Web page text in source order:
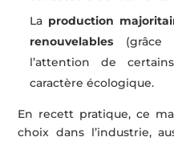
La production
renouvelables (grâce
l’attention de
caractère écologique.
En recett pratique, ce
choix dans l’industrie,